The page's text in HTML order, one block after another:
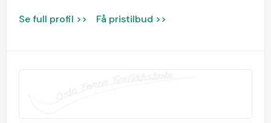
Se full profil >> Få pristilbud >>